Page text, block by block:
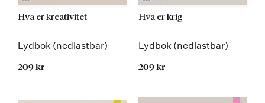
Hva er kreativitet
Lydbok (nedlastbar)
209 kr
Hva er krig
Lydbok (nedlastbar)
209 kr